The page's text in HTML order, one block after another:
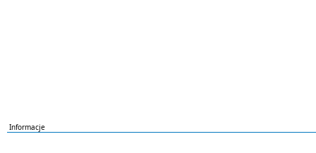
Informacje